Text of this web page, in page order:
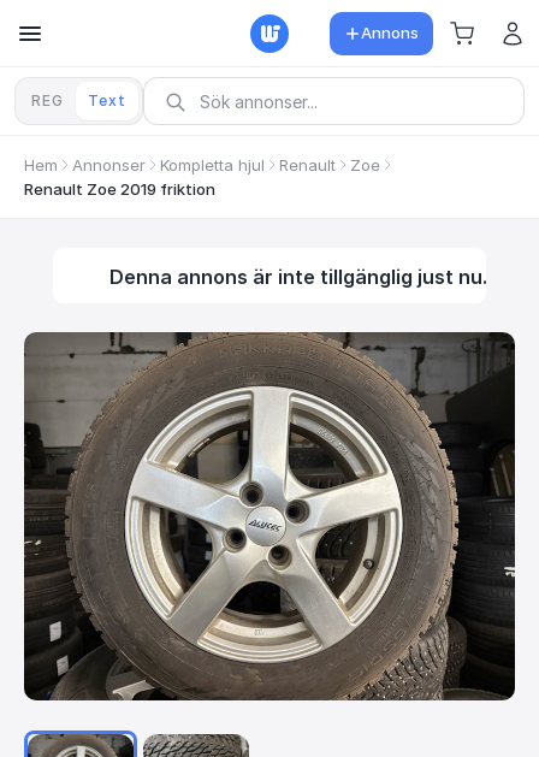
Annons
REG Text
Hem Annonser Kompletta hjul Renault
Zoe
Renault Zoe 2019 friktion
Denna annons är inte tillgänglig just nu.